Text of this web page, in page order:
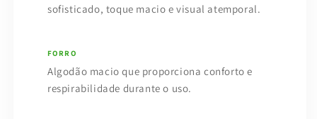
sofisticado, toque macio e visual atemporal.
FORRO
Algodão macio que proporciona conforto e
respirabilidade durante o uso.